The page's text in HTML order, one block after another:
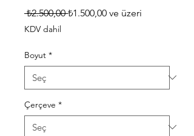
₺2.500,00 Normal
₺1.500,00 ve üzeri
KDV dahil
Boyut *
Çerçeve *